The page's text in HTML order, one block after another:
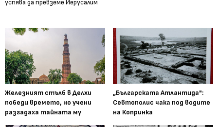
Железният стълб в Делхи
победи времето, но учени
разгадаха тайната му
„Българската Атлантида":
Севтополис чака под водите
на Копринка